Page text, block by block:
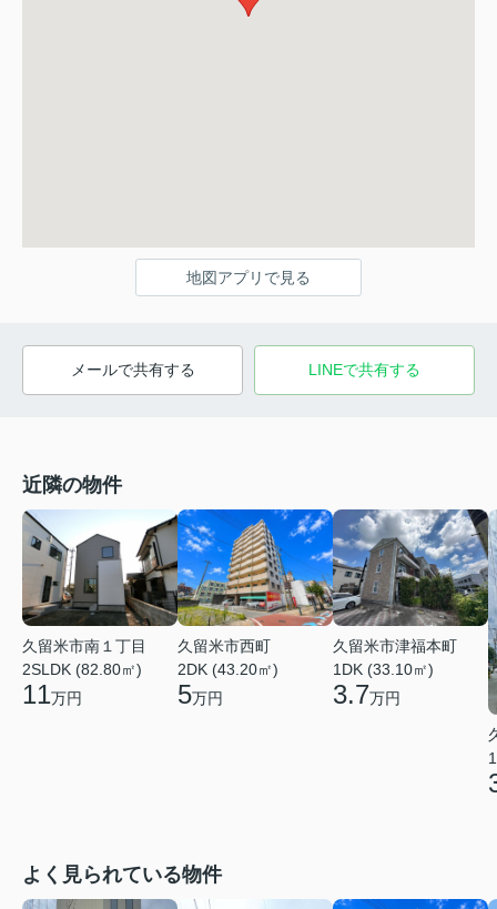
地図アプリで見る
メールで共有する LINEで共有する
近隣の物件
久留米市南１丁目
2SLDK (82.80㎡)
11万円
久留米市西町
2DK (43.20㎡)
5万円
久留米市津福本町
1DK (33.10㎡)
3.7万円
よく見られている物件